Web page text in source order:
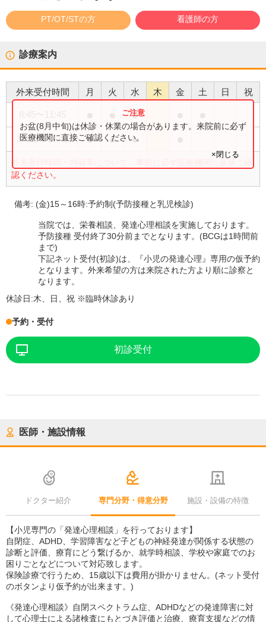
PT/OT/STの方 看護師の方
診療案内
外来受付時間 月 火 水 木 金 土 日 祝
●
14:15〜17:45 ● ● ●
外来受付時間・内容等について、事前に必ず医療機関に直接ご確
認ください。
お盆(8月中旬)は休診・休業の場合があります。来院前に必ず
医療機関に直接ご確認ください。
×閉じる
備考: (金)15～16時:予約制(予防接種と乳児検診)
当院では、栄養相談、発達心理相談を実施しております。
予防接種 受付終了30分前までとなります。(BCGは1時間前
まで)
下記ネット受付(初診)は、『小児の発達心理』専用の仮予約
となります。外来希望の方は来院された方より順に診察と
なります。
休診日:木、日、祝 ※臨時休診あり
予約・受付
初診受付
医師・施設情報
ドクター紹介 専門分野・得意分野 施設・設備の特徴
【小児専門の「発達心理相談」を行っております】
自閉症、ADHD、学習障害など子どもの神経発達が関係する状態の
診断と評価、療育にどう繋げるか、就学時相談、学校や家庭でのお
困りごとなどについて対応致します。
保険診療で行うため、15歳以下は費用が掛かりません。(ネット受付
のボタンより仮予約が出来ます。)
《発達心理相談》自閉スペクトラム症、ADHDなどの発達障害に対
して心理士による諸検査にもとづき評価と治療、療育支援などの情